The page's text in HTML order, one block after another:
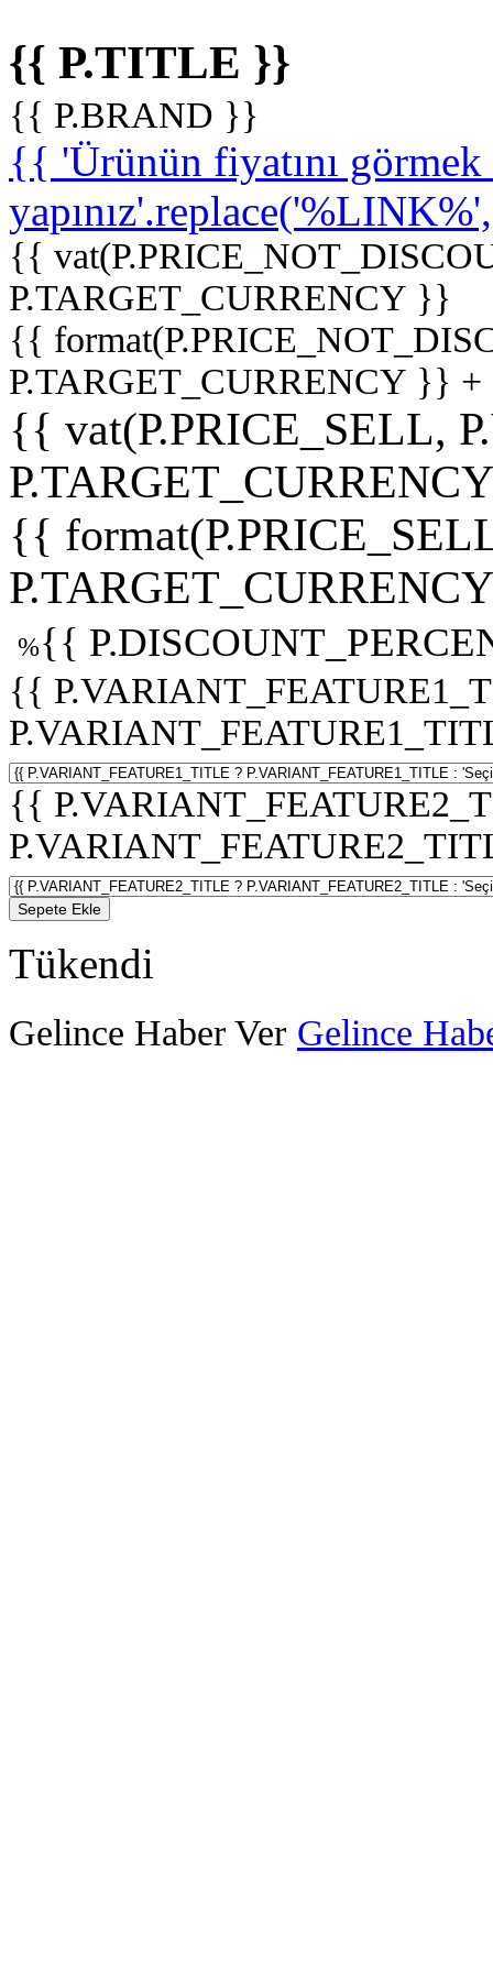
{{ P.TITLE }}
{{ P.BRAND }}
{{ 'Ürünün fiyatını
{{
P.TARGET_CURRENCY }}
{{
P.TARGET_CURRENCY }}
{{ vat(P.PRICE_SELL,
{{
%{{
{{
{{
Sepete Ekle
Tükendi
Gelince Haber Ver Gelince